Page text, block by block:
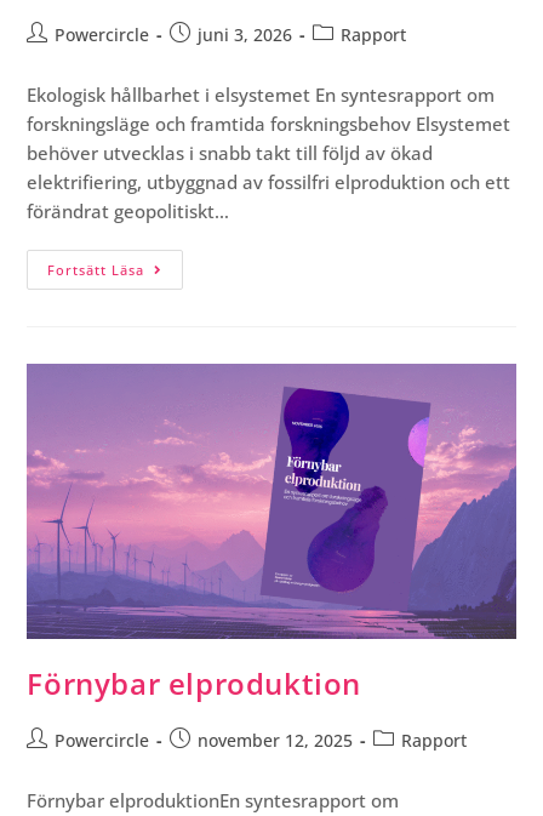
Powercircle juni 3, 2026 Rapport
Ekologisk hållbarhet i elsystemet En syntesrapport om
forskningsläge och framtida forskningsbehov Elsystemet
behöver utvecklas i snabb takt till följd av ökad
elektrifiering, utbyggnad av fossilfri elproduktion och ett
förändrat geopolitiskt…
Fortsätt Läsa
Förnybar elproduktion
Powercircle november 12, 2025 Rapport
Förnybar elproduktionEn syntesrapport om